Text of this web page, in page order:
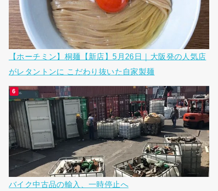
【ホーチミン】桐麺【新店】5月26日｜大阪発の人気店
がレタントンに こだわり抜いた自家製麺
バイク中古品の輸入、一時停止へ